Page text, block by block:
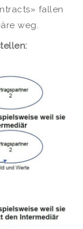
fallen
weg.